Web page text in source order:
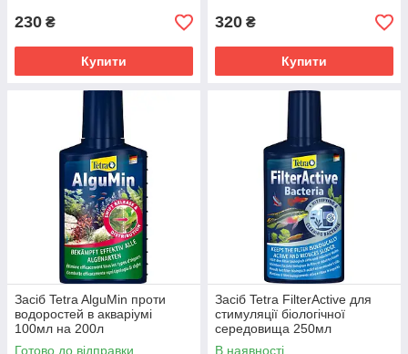
230 ₴
Купити
320 ₴
Купити
Засіб Tetra AlguMin проти
водоростей в акваріумі
100мл на 200л
Готово до відправки
Засіб Tetra FilterActive для
стимуляції біологічної
середовища 250мл
В наявності